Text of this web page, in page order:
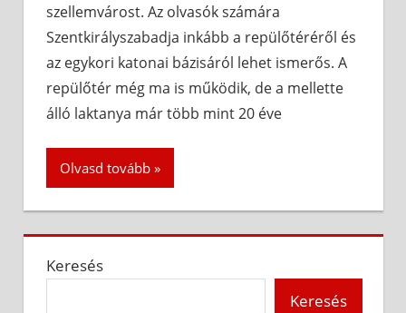
szellemvárost. Az olvasók számára
Szentkirályszabadja inkább a repülőtéréről és
az egykori katonai bázisáról lehet ismerős. A
repülőtér még ma is működik, de a mellette
álló laktanya már több mint 20 éve
Olvasd tovább
Keresés
Keresés